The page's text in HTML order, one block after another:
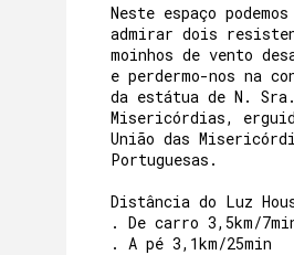
Neste espaço
admirar dois
moinhos de vento
e perdermo-nos na
da estátua de N.
Misericórdias,
União das
Portuguesas.
Distância do Luz
. De carro 3,5km/
. A pé 3,1km/25min